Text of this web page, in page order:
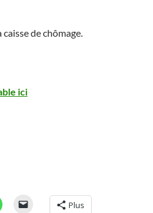
de chômage.
ici
Plus